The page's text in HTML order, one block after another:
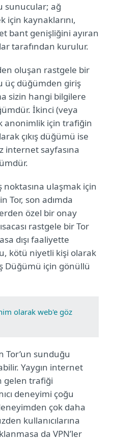
sunucular; ağ
için kaynaklarını,
bant genişliğini ayıran
tarafından kurulur.
oluşan rastgele bir
üç düğümden giriş
sizin hangi bilgilere
İkinci (veya
anonimlik için trafiğin
çıkış düğümü ise
internet sayfasına
noktasına ulaşmak için
Tor, son adımda
özel bir onay
rastgele bir Tor
dışı faaliyette
kötü niyetli kişi olarak
Düğümü için gönüllü
olarak web'e göz
Tor’un sunduğu
Yaygın internet
gelen trafiği
deneyimi çoğu
çok daha
kullanıcılarına
da VPN’ler